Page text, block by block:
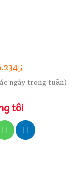
ngày trong tuần)
tôi